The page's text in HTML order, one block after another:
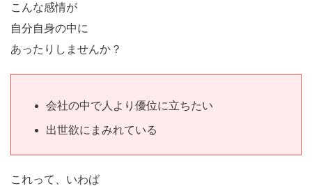
こんな感情が
自分自身の中に
あったりしませんか？
会社の中で人より優位に立ちたい
出世欲にまみれている
これって、いわば